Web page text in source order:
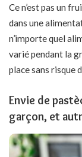
Ce n’est pas un
dans une
n’importe quel
varié pendant la
place sans risque
Envie de
garçon, et